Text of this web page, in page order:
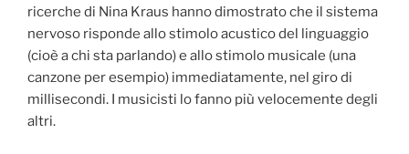
ricerche di Nina Kraus hanno dimostrato che il sistema
nervoso risponde allo stimolo acustico del linguaggio
(cioè a chi sta parlando) e allo stimolo musicale (una
canzone per esempio) immediatamente, nel giro di
millisecondi. I musicisti lo fanno più velocemente degli
altri.